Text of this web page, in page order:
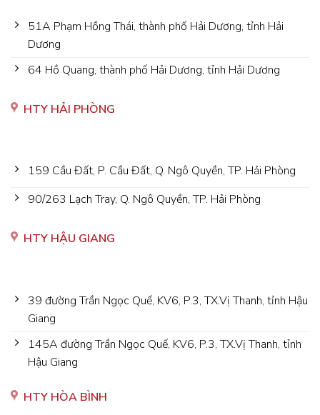
51A Phạm Hồng Thái, thành phố Hải Dương, tỉnh Hải
Dương
64 Hồ Quang, thành phố Hải Dương, tỉnh Hải Dương
HTY HẢI PHÒNG
159 Cầu Đất, P. Cầu Đất, Q. Ngô Quyền, TP. Hải Phòng
90/263 Lạch Tray, Q. Ngô Quyền, TP. Hải Phòng
HTY HẬU GIANG
39 đường Trần Ngọc Quế, KV6, P.3, TX.Vị Thanh, tỉnh Hậu
Giang
145A đường Trần Ngọc Quế, KV6, P.3, TX.Vị Thanh, tỉnh
Hậu Giang
HTY HÒA BÌNH